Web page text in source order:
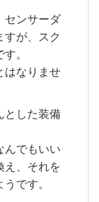
センサーダ
すが、スク
。
はなりませ
とした装備
んでもいい
え、それを
です。